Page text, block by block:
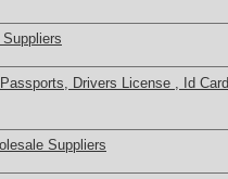
Drivers License , Id
Suppliers